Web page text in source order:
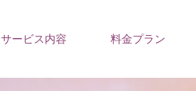
サービス内容 料金プラン